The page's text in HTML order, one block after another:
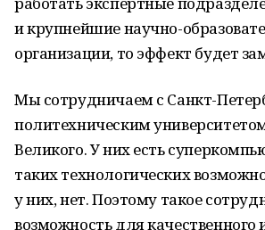
и крупнейшие научно-
организации, то эффект будет
Мы сотрудничаем с Санкт-
политехническим
Великого. У них есть
таких технологических
у них, нет. Поэтому такое
возможность для качественного